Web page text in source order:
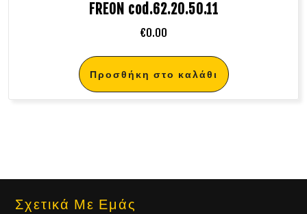
FREON cod.62.20.50.11
€0.00
Προσθήκη στο καλάθι
Σχετικά Με Εμάς